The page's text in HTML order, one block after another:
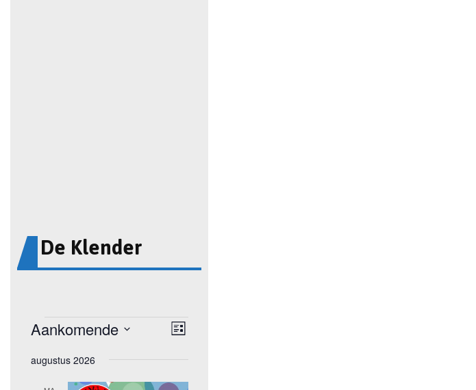
De Klender